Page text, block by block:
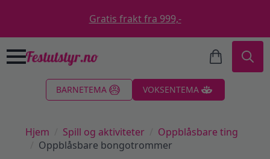
Gratis frakt fra 999,-
BARNETEMA VOKSENTEMA
Hjem Spill og aktiviteter
Oppblåsbare ting
Oppblåsbare bongotrommer